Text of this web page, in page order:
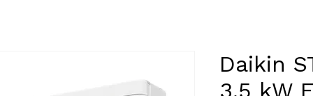
Daikin
3.5 kW